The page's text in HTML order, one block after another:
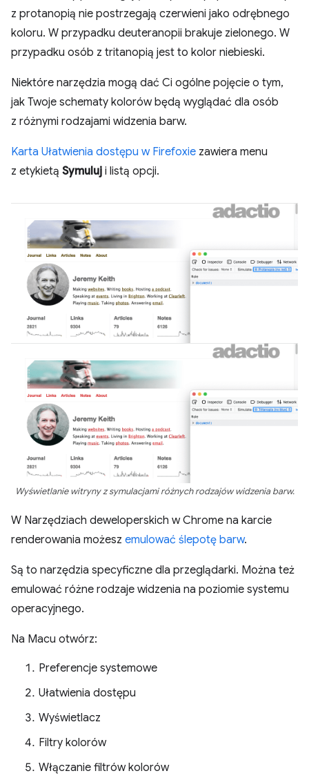
z protanopią nie postrzegają czerwieni jako odrębnego
koloru. W przypadku deuteranopii brakuje zielonego. W
przypadku osób z tritanopią jest to kolor niebieski.
Niektóre narzędzia mogą dać Ci ogólne pojęcie o tym,
jak Twoje schematy kolorów będą wyglądać dla osób
z różnymi rodzajami widzenia barw.
Karta Ułatwienia dostępu w Firefoxie zawiera menu
z etykietą Symuluj i listą opcji.
Wyświetlanie witryny z symulacjami różnych rodzajów widzenia barw.
W Narzędziach deweloperskich w Chrome na karcie
renderowania możesz emulować ślepotę barw.
Są to narzędzia specyficzne dla przeglądarki. Można też
emulować różne rodzaje widzenia na poziomie systemu
operacyjnego.
Na Macu otwórz:
Preferencje systemowe
Ułatwienia dostępu
Wyświetlacz
Filtry kolorów
Włączanie filtrów kolorów